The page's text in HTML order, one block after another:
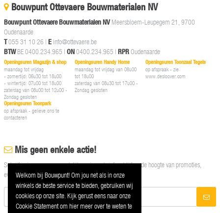
Bouwpunt Ottevaere Bouwmaterialen NV
Bouwpunt Ottevaere Bouwmaterialen NVMeersbloem-Leupegem 21, 9700
Oudenaarde
T055 31 10 26 | E info@ottevaere.be
BTWBE 0400.234.965 | ON0400.234.965 | RPROudenaarde
Openingsuren Magazijn & shop
maandag tot vrijdag
- zomertijd: 06u30 tot 18u00
- wintertijd: 07u00 tot 18u00
zaterdag van 08u00 tot 12u00 -
Zondag gesloten
Openingsuren Handy Home
maandag tot vrijdag van 08u00
tot 18u00
zaterdag van 08u30 tot 17u00 -
Zondag gesloten
Openingsuren Toonzaal Tegels
op afspraak - zie
www.desloover.com
Openingsuren Toonpark
op afspraak - gelieve ons te
contacteren
Mis geen enkele actie!
Schrijf je in op onze maandelijkse nieuwsbrief en blijf op de hoogte van promoties,
events en nieuwtjes
Welkom bij Bouwpunt! Om jou net als in onze
winkels de beste service te bieden, gebruiken wij
cookies op onze site. Kijk gerust eens naar onze
Cookie Statement om hier meer over te weten te